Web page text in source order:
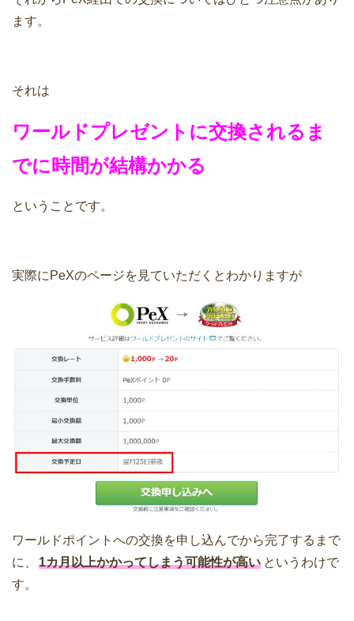
ます。
それは
ワールドプレゼントに交換されるま
でに時間が結構かかる
ということです。
実際にPeXのページを見ていただくとわかりますが
ワールドポイントへの交換を申し込んでから完了するまで
に、
1カ月以上かかってしまう可能性が高い というわけで
す。